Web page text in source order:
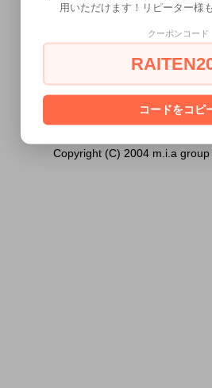
18歳未満の方には販売
あなたは18歳以上で
[ はい ] [ いい
Copyright (C) 2004 m.i.a
用いただけます！リピーター様
クーポンコード
コードをコピ